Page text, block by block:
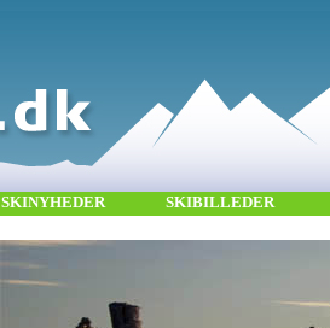
SKINYHEDER SKIBILLEDER